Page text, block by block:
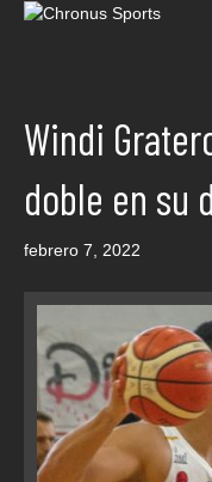
Windi
doble en su
febrero 7, 2022